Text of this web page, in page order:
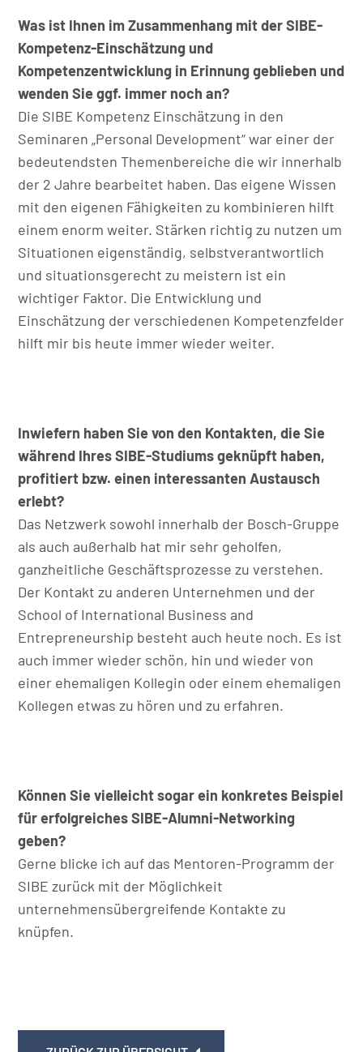
Was ist Ihnen im Zusammenhang mit der SIBE-
Kompetenz-Einschätzung und
Kompetenzentwicklung in Erinnung geblieben und
wenden Sie ggf. immer noch an?
Die SIBE Kompetenz Einschätzung in den
Seminaren „Personal Development“ war einer der
bedeutendsten Themenbereiche die wir innerhalb
der 2 Jahre bearbeitet haben. Das eigene Wissen
mit den eigenen Fähigkeiten zu kombinieren hilft
einem enorm weiter. Stärken richtig zu nutzen um
Situationen eigenständig, selbstverantwortlich
und situationsgerecht zu meistern ist ein
wichtiger Faktor. Die Entwicklung und
Einschätzung der verschiedenen Kompetenzfelder
hilft mir bis heute immer wieder weiter.
Inwiefern haben Sie von den Kontakten, die Sie
während Ihres SIBE-Studiums geknüpft haben,
profitiert bzw. einen interessanten Austausch
erlebt?
Das Netzwerk sowohl innerhalb der Bosch-Gruppe
als auch außerhalb hat mir sehr geholfen,
ganzheitliche Geschäftsprozesse zu verstehen.
Der Kontakt zu anderen Unternehmen und der
School of International Business and
Entrepreneurship besteht auch heute noch. Es ist
auch immer wieder schön, hin und wieder von
einer ehemaligen Kollegin oder einem ehemaligen
Kollegen etwas zu hören und zu erfahren.
Können Sie vielleicht sogar ein konkretes Beispiel
für erfolgreiches SIBE-Alumni-Networking
geben?
Gerne blicke ich auf das Mentoren-Programm der
SIBE zurück mit der Möglichkeit
unternehmensübergreifende Kontakte zu
knüpfen.